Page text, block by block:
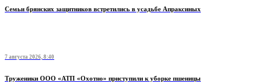
Семьи брянских защитников встретились в усадьбе Апраксиных
7 августа 2026, 8:40
Труженики ООО «АТП «Охотно» приступили к уборке пшеницы